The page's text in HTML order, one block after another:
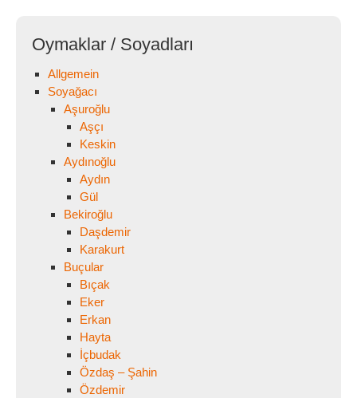
Oymaklar / Soyadları
Allgemein
Soyağacı
Aşuroğlu
Aşçı
Keskin
Aydınoğlu
Aydın
Gül
Bekiroğlu
Daşdemir
Karakurt
Buçular
Bıçak
Eker
Erkan
Hayta
İçbudak
Özdaş – Şahin
Özdemir